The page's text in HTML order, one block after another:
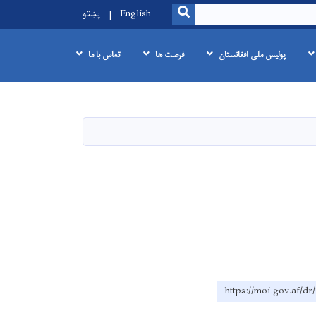
SEARCH
English پښتو
پولیس ملی افغانستان فرصت ها تماس با ما
https://moi.gov.af/dr/